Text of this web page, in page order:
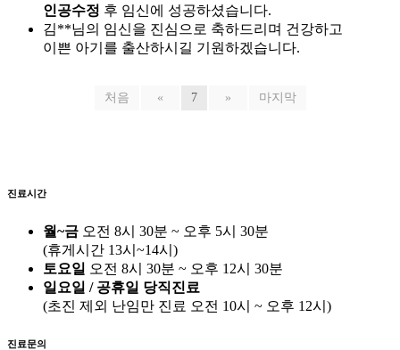
인공수정 후 임신에 성공하셨습니다.
김**님의 임신을 진심으로 축하드리며 건강하고
이쁜 아기를 출산하시길 기원하겠습니다.
처음 « 7 » 마지막
진료시간
월~금 오전 8시 30분 ~ 오후 5시 30분
(휴게시간 13시~14시)
토요일 오전 8시 30분 ~ 오후 12시 30분
일요일 / 공휴일 당직진료
(초진 제외 난임만 진료 오전 10시 ~ 오후 12시)
진료문의